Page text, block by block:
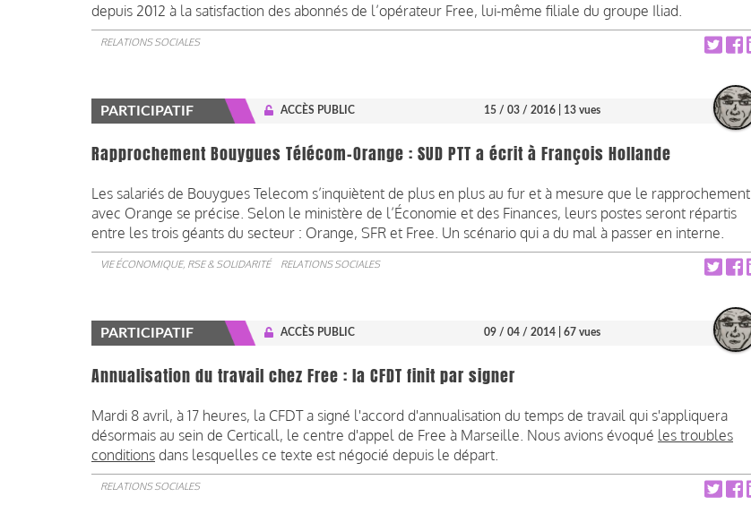
depuis 2012 à la satisfaction des abonnés de l’opérateur Free, lui-même filiale du groupe Iliad.
RELATIONS SOCIALES
PARTICIPATIF ACCÈS PUBLIC 15 / 03 / 2016 | 13 vues
Rapprochement Bouygues Télécom-Orange : SUD PTT a écrit à François Hollande
Les salariés de Bouygues Telecom s’inquiètent de plus en plus au fur et à mesure que le rapprochement
avec Orange se précise. Selon le ministère de l’Économie et des Finances, leurs postes seront répartis
entre les trois géants du secteur : Orange, SFR et Free. Un scénario qui a du mal à passer en interne.
VIE ÉCONOMIQUE, RSE & SOLIDARITÉ RELATIONS SOCIALES
PARTICIPATIF ACCÈS PUBLIC 09 / 04 / 2014 | 67 vues
Annualisation du travail chez Free : la CFDT finit par signer
Mardi 8 avril, à 17 heures, la CFDT a signé l'accord d'annualisation du temps de travail qui s'appliquera
désormais au sein de Certicall, le centre d'appel de Free à Marseille. Nous avions évoqué les troubles
conditions dans lesquelles ce texte est négocié depuis le départ.
RELATIONS SOCIALES